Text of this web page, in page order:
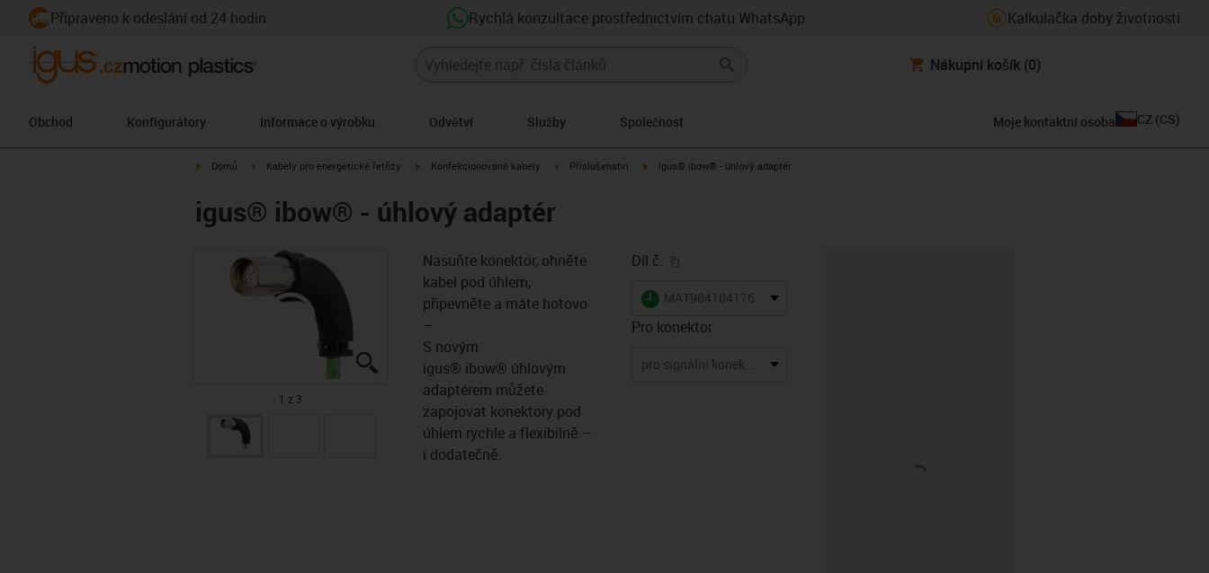
Připraveno k odeslání od 24 hodin Rychlá konzultace prostřednictvím chatu WhatsApp Kalkulačka doby životnosti
Nákupní košík (0)
Obchod Konfigurátory Informace o výrobku Odvětví Služby Společnost Moje kontaktní osoba CZ (CS)
igus-icon-arrow-right
Domů igus-icon-arrow-right
Kabely pro energetické řetězy igus-icon-arrow-right
Konfekcionované kabely igus-icon-arrow-right
Příslušenství igus-icon-arrow-right
igus® ibow® - úhlový adaptér
igus® ibow® - úhlový adaptér
igus-icon-lupe
igus-icon-lupe
igus-icon-lupe
1 z 3
Nasuňte konektor, ohněte
kabel pod úhlem,
připevněte a máte hotovo
–
S novým
igus® ibow® úhlovým
adaptérem můžete
zapojovat konektory pod
úhlem rychle a flexibilně –
i dodatečně.
Díl č.
igus-icon-lieferzeit
MAT904104176
Pro konektor
pro signální konektor 623 M23